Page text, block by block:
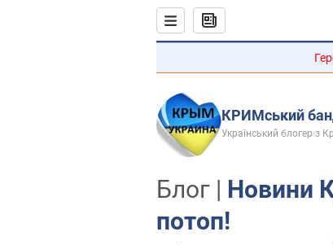
КРИМський
Український блогер з
Блог | Новини
потоп!